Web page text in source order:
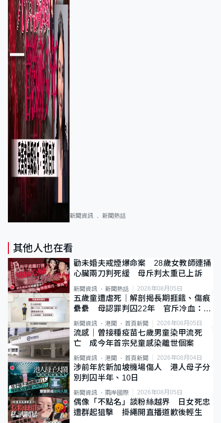
新聞資訊 新聞熱話
其他人也在看
勸未婚夫戒煙爆命案 28歲女教師連捅
心臟兩刀判死緩 母斥判太重已上訴
新聞資訊 新聞熱話 2026年08月05日
五歲童遭虐死｜解剖揭長期捱餓、傷痕
纍纍 母認罪判囚22年 官斥冷血：同
類案最惡劣
新聞資訊 港聞 首頁新聞 2026年08月05日
流感｜曾接種疫苗七歲男童染甲流死
亡 成今年首宗兒童感染離世個案
新聞資訊 港聞 首頁新聞 2026年08月04日
涉前年於新加坡機場傷人 港人母子分
別判囚半年、10日
新聞資訊 兩岸國際 2026年08月05日
偶像「不點名」談粉絲越界 日女死忠
遭群起狙擊 掛繩開直播道歉後輕生